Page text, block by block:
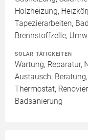
Holzheizung,
Tapezierarbeiten,
Brennstoffzelle,
SOLAR TÄTIGKEITEN
Wartung, Reparatur,
Austausch,
Thermostat,
Badsanierung